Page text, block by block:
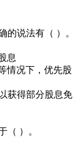
的说法有（ ）。
息
情况下，优先股
获得部分股息免
（ ）。